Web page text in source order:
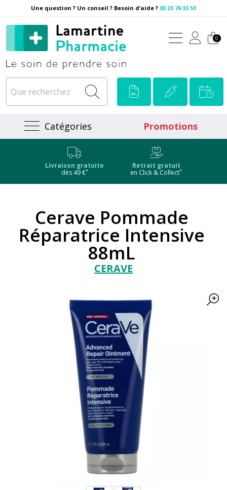
Une question ? Un conseil ? Besoin d’aide ? 03 23 76 33 53
Pharmacie Lamartine
0
Catégories Promotions
Livraison gratuite
dès 49 €*
Retrait gratuit
en Click & Collect*
Cerave Pommade
Réparatrice Intensive
88mL
CERAVE